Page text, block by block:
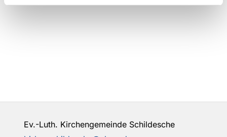
Ev.-Luth. Kirchengemeinde Schildesche